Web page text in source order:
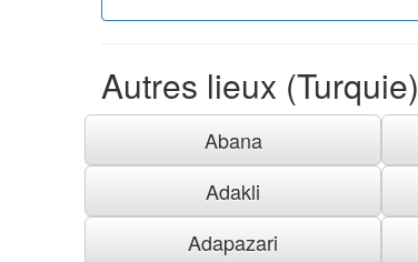
Autres lieux (Turquie)
Abana
Adakli
Adapazari